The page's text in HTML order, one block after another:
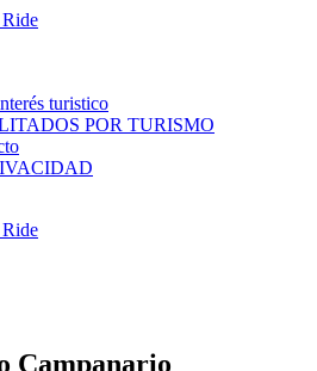
turistico
POR TURISMO
Campanario